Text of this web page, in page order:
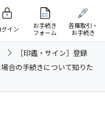
グイン
お手続き
フォーム
各種取引・
お手続き
［印鑑・サイン］登録
合の手続きについて知りた